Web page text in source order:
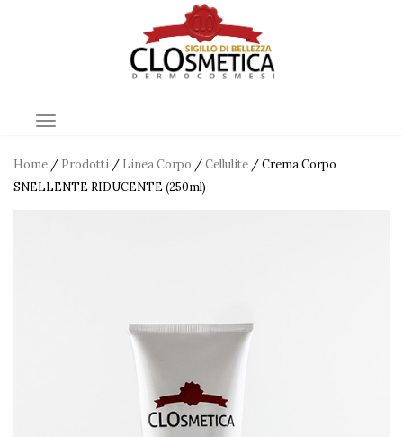
Home / Prodotti / Linea Corpo /Cellulite / Crema Corpo
SNELLENTE RIDUCENTE (250ml)